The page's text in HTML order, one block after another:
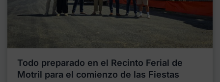
Todo preparado en el Recinto Ferial de
Motril para el comienzo de las Fiestas